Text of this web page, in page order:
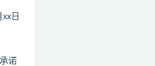
日
诺